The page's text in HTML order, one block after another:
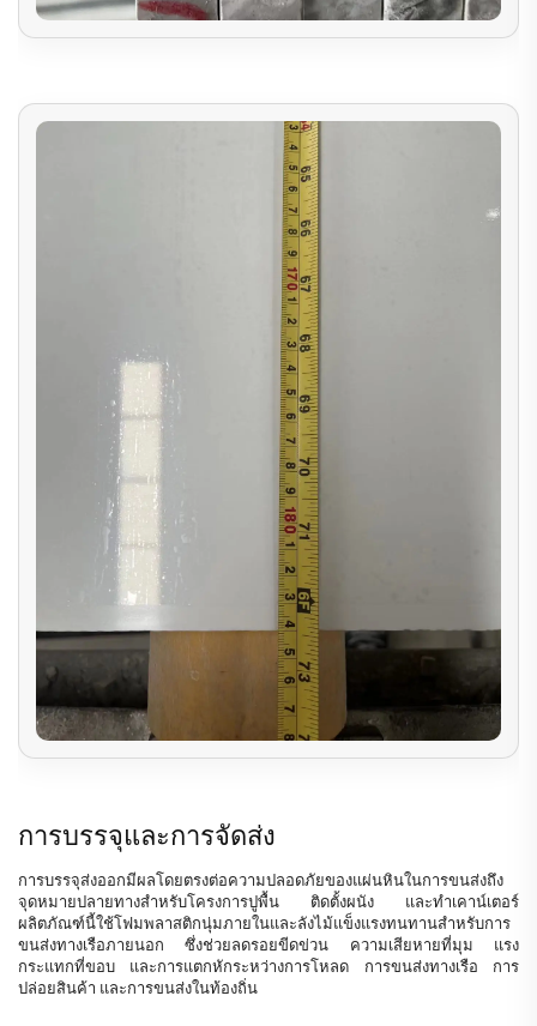
การบรรจุและการจัดส่ง
การบรรจุส่งออกมีผลโดยตรงต่อความปลอดภัยของแผ่นหินในการขนส่งถึง
จุดหมายปลายทางสำหรับโครงการปูพื้น ติดตั้งผนัง และทำเคาน์เตอร์
ผลิตภัณฑ์นี้ใช้โฟมพลาสติกนุ่มภายในและลังไม้แข็งแรงทนทานสำหรับการ
ขนส่งทางเรือภายนอก ซึ่งช่วยลดรอยขีดข่วน ความเสียหายที่มุม แรง
กระแทกที่ขอบ และการแตกหักระหว่างการโหลด การขนส่งทางเรือ การ
ปล่อยสินค้า และการขนส่งในท้องถิ่น